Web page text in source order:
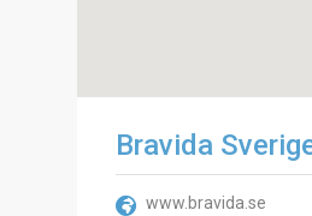
Bravida
www.bravida.se